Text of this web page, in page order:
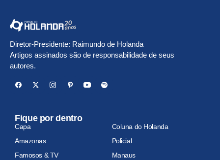
Diretor-Presidente: Raimundo de Holanda
Artigos assinados são de responsabilidade de seus
autores.
Fique por dentro
Capa
Coluna do Holanda
Amazonas
Policial
Famosos & TV
Manaus